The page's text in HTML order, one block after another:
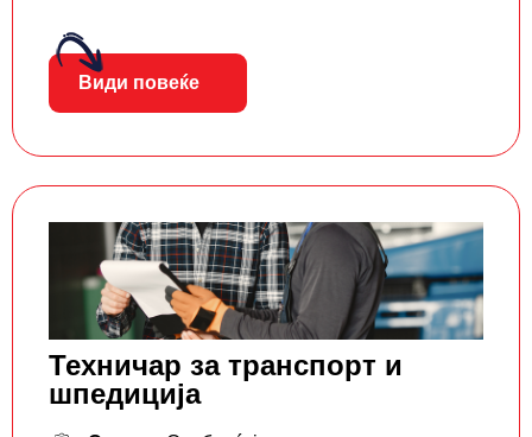
Види повеќе
Техничар за транспорт и
шпедиција